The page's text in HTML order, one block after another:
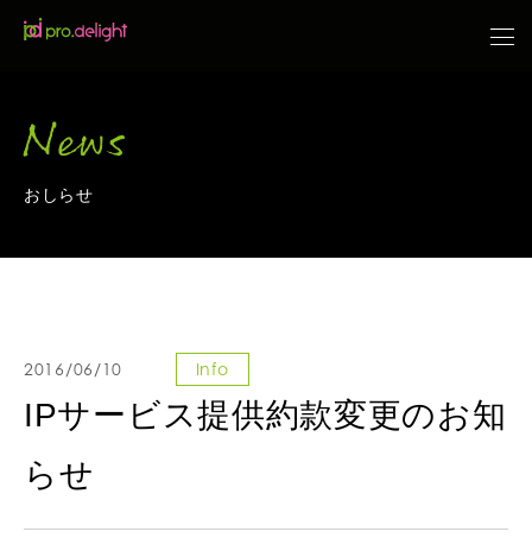
News
おしらせ
2016/06/10 Info
IPサービス提供約款変更のお知
らせ